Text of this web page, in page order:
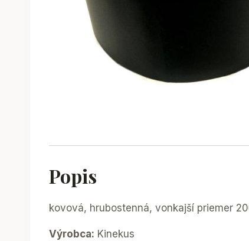
Popis
kovová, hrubostenná, vonkajší priemer
Výrobca: Kinekus